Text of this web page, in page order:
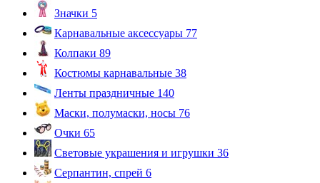
Значки 5
Карнавальные аксессуары 77
Колпаки 89
Костюмы карнавальные 38
Ленты праздничные 140
Маски, полумаски, носы 76
Очки 65
Световые украшения и игрушки 36
Серпантин, спрей 6